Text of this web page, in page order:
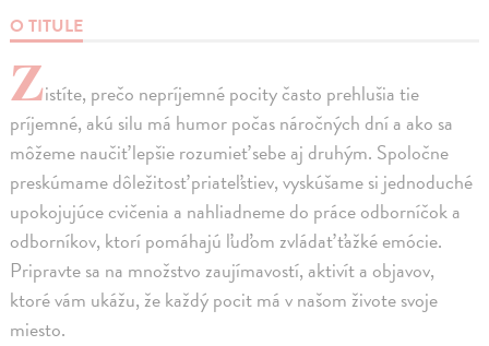
O TITULE
Zistíte, prečo nepríjemné pocity často prehlušia tie
príjemné, akú silu má humor počas náročných dní a ako sa
môžeme naučiť lepšie rozumieť sebe aj druhým. Spoločne
preskúmame dôležitosť priateľstiev, vyskúšame si jednoduché
upokojujúce cvičenia a nahliadneme do práce odborníčok a
odborníkov, ktorí pomáhajú ľuďom zvládať ťažké emócie.
Pripravte sa na množstvo zaujímavostí, aktivít a objavov,
ktoré vám ukážu, že každý pocit má v našom živote svoje
miesto.